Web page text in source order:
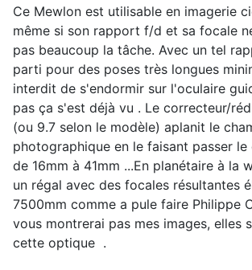
Ce Mewlon est utilisable en imagerie
même si son rapport f/d et sa focale
pas beaucoup la tâche. Avec un tel
parti pour des poses très longues
interdit de s'endormir sur l'oculaire
pas ça s'est déjà vu . Le correcteur/
(ou 9.7 selon le modèle) aplanit le
photographique en le faisant passer le
de 16mm à 41mm ...En planétaire à la
un régal avec des focales résultantes
7500mm comme a pule faire Philippe
vous montrerai pas mes images, elles
cette optique .